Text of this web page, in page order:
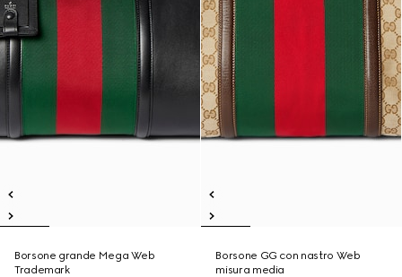
Borsone grande Mega Web
Trademark
Borsone GG con nastro Web
misura media